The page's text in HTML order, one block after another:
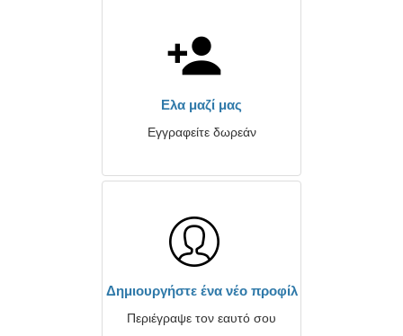
Ελα μαζί μας
Εγγραφείτε δωρεάν
Δημιουργήστε ένα νέο προφίλ
Περιέγραψε τον εαυτό σου